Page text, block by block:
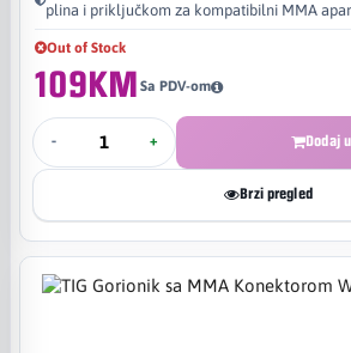
plina i priključkom za kompatibilni MMA
Out of Stock
109KM Sa PDV-om
- + Dodaj
Brzi pregled